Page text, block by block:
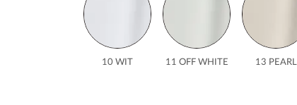
10 WIT 11 OFF WHITE 13 PEARL